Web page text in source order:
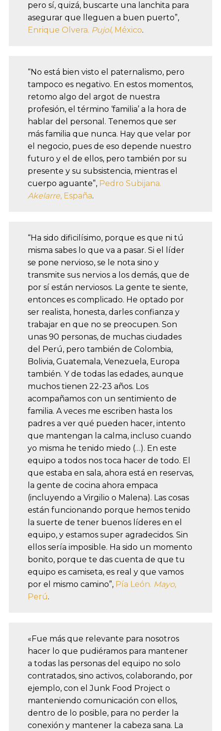
pero sí, quizá, buscarte una lanchita para
asegurar que lleguen a buen puerto”,
Enrique Olvera. Pujol, México.
“No está bien visto el paternalismo, pero
tampoco es negativo. En estos momentos,
retomo algo del argot de nuestra
profesión, el término ‘familia’ a la hora de
hablar del personal. Tenemos que ser
más familia que nunca. Hay que velar por
el negocio, pues de eso depende nuestro
futuro y el de ellos, pero también por su
presente y su subsistencia, mientras el
cuerpo aguante”, Pedro Subijana.
Akelarre, España.
“Ha sido dificilísimo, porque es que ni tú
misma sabes lo que va a pasar. Si el líder
se pone nervioso, se le nota sino y
transmite sus nervios a los demás, que de
por sí están nerviosos. La gente te siente,
entonces es complicado. He optado por
ser realista, honesta, darles confianza y
trabajar en que no se preocupen. Son
unas 90 personas, de muchas ciudades
del Perú, pero también de Colombia,
Bolivia, Guatemala, Venezuela, Europa
también. Y de todas las edades, aunque
muchos tienen 22-23 años. Los
acompañamos con un sentimiento de
familia. A veces me escriben hasta los
padres a ver qué pueden hacer, intento
que mantengan la calma, incluso cuando
yo misma he tenido miedo (…). En este
equipo a todos nos toca hacer de todo. El
que estaba en sala, ahora está en reservas,
la gente de cocina ahora empaca
(incluyendo a Virgilio o Malena). Las cosas
están funcionando porque hemos tenido
la suerte de tener buenos líderes en el
equipo, y estamos super agradecidos. Sin
ellos sería imposible. Ha sido un momento
bonito, porque te das cuenta de que tu
equipo es camiseta, es real y que vamos
por el mismo camino”, Pía León. Mayo,
Perú.
«Fue más que relevante para nosotros
hacer lo que pudiéramos para mantener
a todas las personas del equipo no solo
contratados, sino activos, colaborando, por
ejemplo, con el Junk Food Project o
manteniendo comunicación con ellos,
dentro de lo posible, para no perder la
conexión y mantener la cabeza sana. La